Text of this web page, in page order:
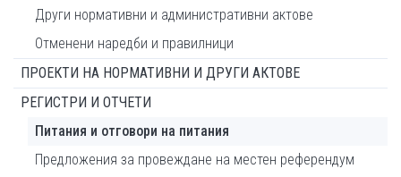
Други нормативни и административни актове
Отменени наредби и правилници
ПРОЕКТИ НА НОРМАТИВНИ И ДРУГИ АКТОВЕ
РЕГИСТРИ И ОТЧЕТИ
Питания и отговори на питания
Предложения за провеждане на местен референдум